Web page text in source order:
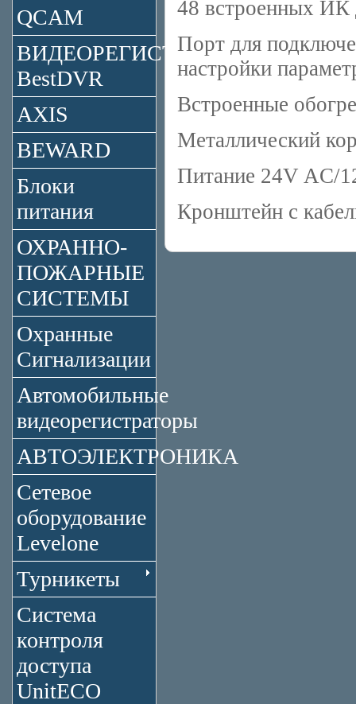
QCAM
ВИДЕОРЕГИСТРАТОРЫ
BestDVR
AXIS
BEWARD
Блоки
питания
ОХРАННО-
ПОЖАРНЫЕ
СИСТЕМЫ
Охранные
Сигнализации
Автомобильные
видеорегистраторы
АВТОЭЛЕКТРОНИКА
Сетевое
оборудование
Levelone
Турникеты
Система
контроля
доступа
UnitECO
48 встроенных ИК
Порт для
настройки
Встроенные
Металлический
Питание 24V AC/
Кронштейн с